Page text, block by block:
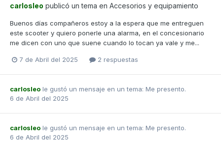
carlosleo publicó un tema en Accesorios y equipamiento
Buenos días compañeros estoy a la espera que me entreguen
este scooter y quiero ponerle una alarma, en el concesionario
me dicen con uno que suene cuando lo tocan ya vale y me...
7 de Abril del 2025 2 respuestas
carlosleo le gustó un mensaje en un tema: Me presento.
6 de Abril del 2025
carlosleo le gustó un mensaje en un tema: Me presento.
6 de Abril del 2025